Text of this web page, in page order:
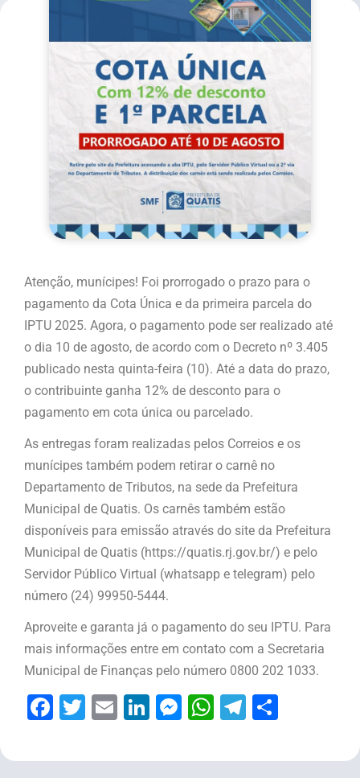
Atenção, munícipes! Foi prorrogado o prazo para o
pagamento da Cota Única e da primeira parcela do
IPTU 2025. Agora, o pagamento pode ser realizado até
o dia 10 de agosto, de acordo com o Decreto nº 3.405
publicado nesta quinta-feira (10). Até a data do prazo,
o contribuinte ganha 12% de desconto para o
pagamento em cota única ou parcelado.
As entregas foram realizadas pelos Correios e os
munícipes também podem retirar o carnê no
Departamento de Tributos, na sede da Prefeitura
Municipal de Quatis. Os carnês também estão
disponíveis para emissão através do site da Prefeitura
Municipal de Quatis (https://quatis.rj.gov.br/) e pelo
Servidor Público Virtual (whatsapp e telegram) pelo
número (24) 99950-5444.
Aproveite e garanta já o pagamento do seu IPTU. Para
mais informações entre em contato com a Secretaria
Municipal de Finanças pelo número 0800 202 1033.
Facebook
Twitter
EmailLinkedIn
Messenger
WhatsApp
Telegram